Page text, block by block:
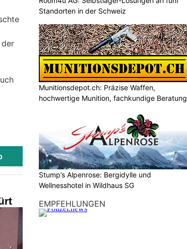
Standorten in der Schweiz
Munitionsdepot.ch: Präzise Waffen,
hochwertige Munition, fachkundige Beratung
Stump’s Alpenrose: Bergidylle und
Wellnesshotel in Wildhaus SG
EMPFEHLUNGEN